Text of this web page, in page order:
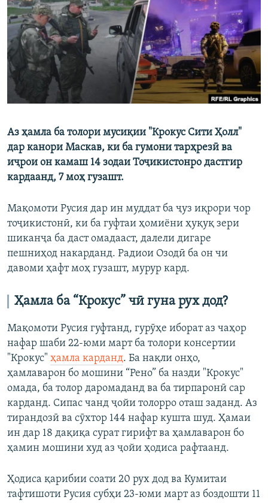
ГУЗОРИШҲОИ РАДИОӢ
Русский
ПАЙГИРӢ КУНЕД
Ҳамаи сомонаҳои RFE/RL
Аз ҳамла ба толори мусиқии "Крокус Сити Ҳолл"
дар канори Маскав, ки ба гумони тарҳрезӣ ва
иҷрои он камаш 14 зодаи Тоҷикистонро дастгир
кардаанд, 7 моҳ гузашт.
Мақомоти Русия дар ин муддат ба ҷуз иқрори чор
тоҷикистонӣ, ки ба гуфтаи ҳомиёни ҳуқуқ зери
шиканҷа ба даст омадааст, далели дигаре
пешниҳод накарданд. Радиои Озодӣ ба он чи
давоми ҳафт моҳ гузашт, мурур кард.
Ҳамла ба “Крокус” чӣ гуна рух дод?
Мақомоти Русия гуфтанд, гурӯҳе иборат аз чаҳор
нафар шаби 22-юми март ба толори консертии
"Крокус" ҳамла карданд. Ба нақли онҳо,
ҳамлаварон бо мошини “Рено” ба назди "Крокус"
омада, ба толор даромаданд ва ба тирпаронӣ сар
карданд. Сипас чанд ҷойи толорро оташ заданд. Аз
тирандозӣ ва сӯхтор 144 нафар кушта шуд. Ҳамаи
ин дар 18 дақиқа сурат гирифт ва ҳамлаварон бо
ҳамин мошини худ аз ҷойи ҳодиса рафтаанд.
Ҳодиса қарибии соати 20 рух дод ва Кумитаи
тафтишоти Русия субҳи 23-юми март аз боздошти 11